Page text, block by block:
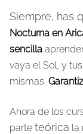
Siempre, has
Nocturna en
sencilla
vaya el Sol, y
mismas.
Ahora de los
parte teórica la